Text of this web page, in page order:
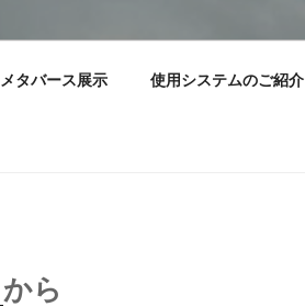
メタバース展示 使用システムのご紹介
から